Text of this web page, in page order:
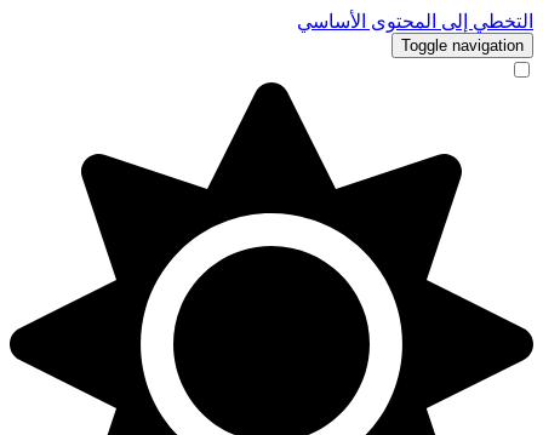
التخطي إلى المحتوى الأساسي
Toggle navigation